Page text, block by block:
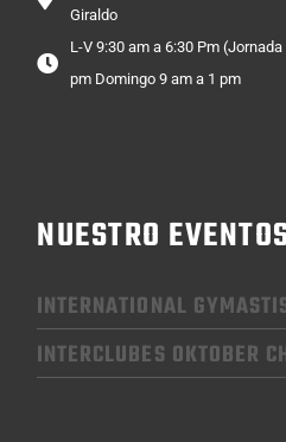
Giraldo
L-V 9:30 am a 6:30 Pm
pm Domingo 9 am a 1 pm
NUESTRO
INTERNATIONAL
INTERCLUBES OKTOBER